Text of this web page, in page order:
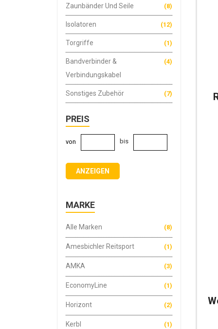
(8)
Zaunbänder Und Seile
(12)
Isolatoren
(1)
Torgriffe
(4)
Bandverbinder &
Verbindungskabel
(7)
Sonstiges Zubehör
PREIS
von bis
ANZEIGEN
MARKE
Alle Marken (8)
Amesbichler Reitsport (1)
AMKA (3)
EconomyLine (1)
Horizont (2)
Kerbl (1)